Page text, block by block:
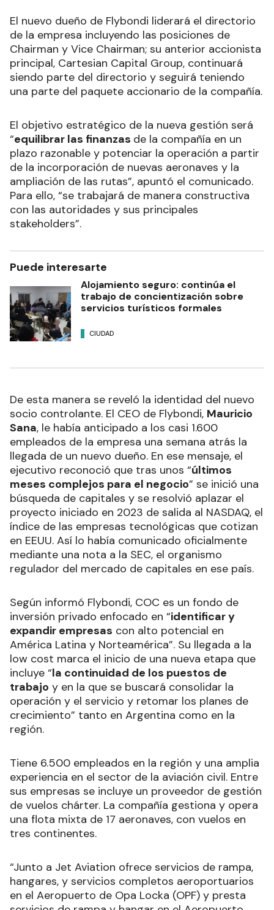
El nuevo dueño de Flybondi liderará el directorio
de la empresa incluyendo las posiciones de
Chairman y Vice Chairman; su anterior accionista
principal, Cartesian Capital Group, continuará
siendo parte del directorio y seguirá teniendo
una parte del paquete accionario de la compañía.
El objetivo estratégico de la nueva gestión será
“equilibrar las finanzas de la compañía en un
plazo razonable y potenciar la operación a partir
de la incorporación de nuevas aeronaves y la
ampliación de las rutas”, apuntó el comunicado.
Para ello, “se trabajará de manera constructiva
con las autoridades y sus principales
stakeholders”.
Puede interesarte
Alojamiento seguro: continúa el
trabajo de concientización sobre
servicios turísticos formales
CIUDAD
De esta manera se reveló la identidad del nuevo
socio controlante. El CEO de Flybondi, Mauricio
Sana, le había anticipado a los casi 1.600
empleados de la empresa una semana atrás la
llegada de un nuevo dueño. En ese mensaje, el
ejecutivo reconoció que tras unos “últimos
meses complejos para el negocio” se inició una
búsqueda de capitales y se resolvió aplazar el
proyecto iniciado en 2023 de salida al NASDAQ, el
índice de las empresas tecnológicas que cotizan
en EEUU. Así lo había comunicado oficialmente
mediante una nota a la SEC, el organismo
regulador del mercado de capitales en ese país.
Según informó Flybondi, COC es un fondo de
inversión privado enfocado en “identificar y
expandir empresas con alto potencial en
América Latina y Norteamérica”. Su llegada a la
low cost marca el inicio de una nueva etapa que
incluye “la continuidad de los puestos de
trabajo y en la que se buscará consolidar la
operación y el servicio y retomar los planes de
crecimiento” tanto en Argentina como en la
región.
Tiene 6.500 empleados en la región y una amplia
experiencia en el sector de la aviación civil. Entre
sus empresas se incluye un proveedor de gestión
de vuelos chárter. La compañía gestiona y opera
una flota mixta de 17 aeronaves, con vuelos en
tres continentes.
“Junto a Jet Aviation ofrece servicios de rampa,
hangares, y servicios completos aeroportuarios
en el Aeropuerto de Opa Locka (OPF) y presta